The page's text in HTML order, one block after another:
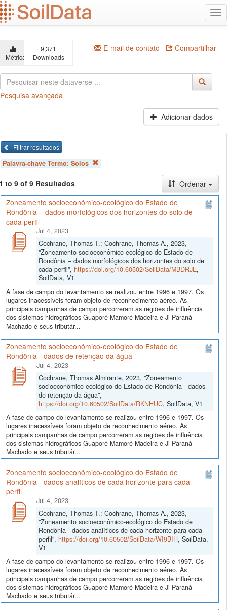
Ir
para
o
principal
Métricas
9,371
Downloads
E-mail de contato Compartilhar
Pesquisa avançada
Adicionar dados
Filtrar resultados
Palavra-chave Termo: Solos
to 9 of 9 Resultados
Ordenar
Zoneamento socioeconômico-ecológico do Estado de
Rondônia – dados morfológicos dos horizontes do solo de
cada perfil
Jul 4, 2023
Cochrane, Thomas T.; Cochrane, Thomas A., 2023,
"Zoneamento socioeconômico-ecológico do Estado de
Rondônia – dados morfológicos dos horizontes do solo de
cada perfil", https://doi.org/10.60502/SoilData/MBDRJE,
SoilData, V1
A fase de campo do levantamento se realizou entre 1996 e 1997. Os
lugares inacessíveis foram objeto de reconhecimento aéreo. As
principais campanhas de campo percorreram as regiões de influência
dos sistemas hidrográficos Guaporé-Mamoré-Madeira e Ji-Paraná-
Machado e seus tributár...
Zoneamento socioeconômico-ecológico do Estado de
Rondônia - dados de retenção da água
Jul 4, 2023
Cochrane, Thomas Almirante, 2023, "Zoneamento
socioeconômico-ecológico do Estado de Rondônia - dados
de retenção da água",
https://doi.org/10.60502/SoilData/RKNHUC, SoilData, V1
A fase de campo do levantamento se realizou entre 1996 e 1997. Os
lugares inacessíveis foram objeto de reconhecimento aéreo. As
principais campanhas de campo percorreram as regiões de influência
dos sistemas hidrográficos Guaporé-Mamoré-Madeira e Ji-Paraná-
Machado e seus tributár...
Zoneamento socioeconômico-ecológico do Estado de
Rondônia - dados analíticos de cada horizonte para cada
perfil
Jul 4, 2023
Cochrane, Thomas T.; Cochrane, Thomas A., 2023,
"Zoneamento socioeconômico-ecológico do Estado de
Rondônia - dados analíticos de cada horizonte para cada
perfil", https://doi.org/10.60502/SoilData/WI9BIH, SoilData,
V1
A fase de campo do levantamento se realizou entre 1996 e 1997. Os
lugares inacessíveis foram objeto de reconhecimento aéreo. As
principais campanhas de campo percorreram as regiões de influência
dos sistemas hidrográficos Guaporé-Mamoré-Madeira e Ji-Paraná-
Machado e seus tributár...